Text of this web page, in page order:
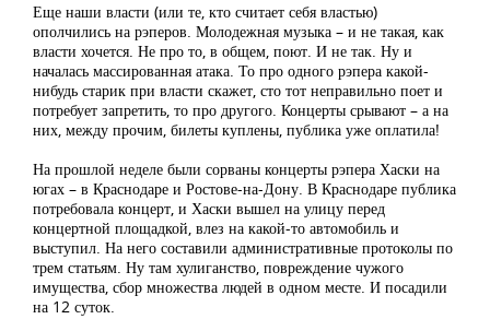
Еще наши власти (или те, кто считает себя властью)
ополчились на рэперов. Молодежная музыка – и не такая, как
власти хочется. Не про то, в общем, поют. И не так. Ну и
началась массированная атака. То про одного рэпера какой-
нибудь старик при власти скажет, сто тот неправильно поет и
потребует запретить, то про другого. Концерты срывают – а на
них, между прочим, билеты куплены, публика уже оплатила!
На прошлой неделе были сорваны концерты рэпера Хаски на
югах – в Краснодаре и Ростове-на-Дону. В Краснодаре публика
потребовала концерт, и Хаски вышел на улицу перед
концертной площадкой, влез на какой-то автомобиль и
выступил. На него составили административные протоколы по
трем статьям. Ну там хулиганство, повреждение чужого
имущества, сбор множества людей в одном месте. И посадили
на 12 суток.